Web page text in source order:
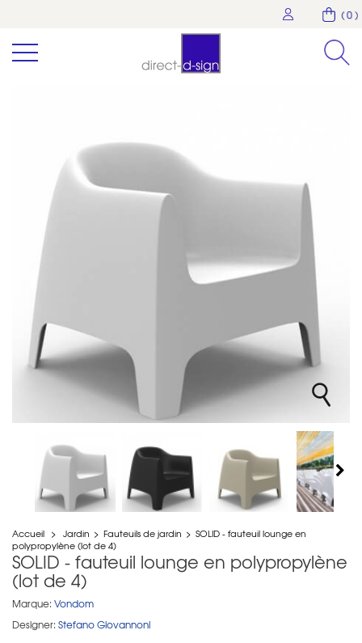
( 0 )
Accueil > Jardin > Fauteuils de jardin > SOLID - fauteuil lounge en
polypropylène (lot de 4)
SOLID - fauteuil lounge en polypropylène
(lot de 4)
Marque: Vondom
Designer: Stefano Giovannoni